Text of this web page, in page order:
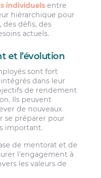
individuels entre
hiérarchique pour
des défis, des
actuels.
et l’évolution
sont fort
dans leur
de rendement
Ils peuvent
de nouveaux
se préparer pour
important.
de mentorat et de
l’engagement à
les valeurs de